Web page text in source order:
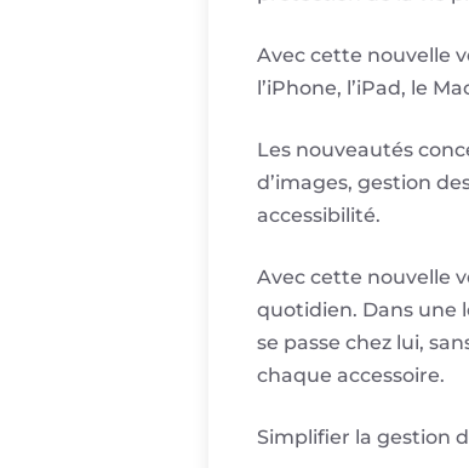
Avec cette nouvelle
l’iPhone, l’iPad, le
Les nouveautés
d’images, gestion
accessibilité.
Avec cette nouvelle
quotidien. Dans une
se passe chez lui,
chaque accessoire.
Simplifier la gestion